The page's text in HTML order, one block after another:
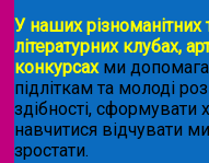
У наших різноманітних
літературних клубах,
конкурсахми
підліткам та молоді
здібності, сформувати
навчитися відчувати
зростати.